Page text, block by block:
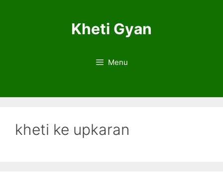
Kheti Gyan
Menu
kheti ke upkaran